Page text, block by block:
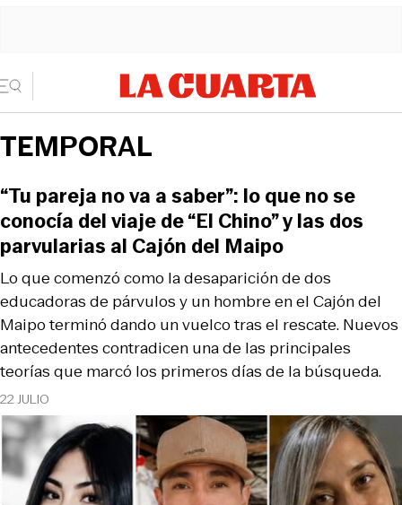
TEMPORAL
22 JULIO
Lo que comenzó como la desaparición de dos
educadoras de párvulos y un hombre en el Cajón del
Maipo terminó dando un vuelco tras el rescate. Nuevos
antecedentes contradicen una de las principales
teorías que marcó los primeros días de la búsqueda.
“Tu pareja no va a saber”: lo que no se
conocía del viaje de “El Chino” y las dos
parvularias al Cajón del Maipo